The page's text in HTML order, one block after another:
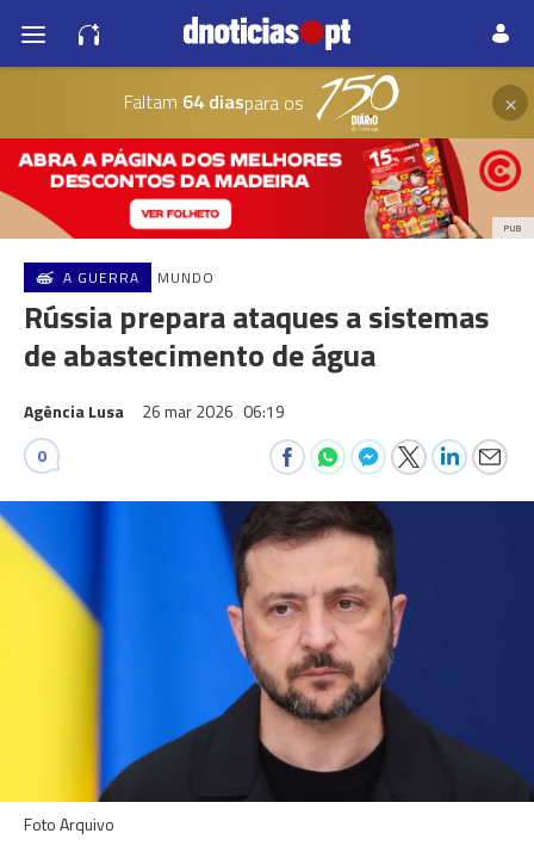
Faltam 64 diaspara os ×
PUB
A GUERRA MUNDO
Rússia prepara ataques a sistemas
de abastecimento de água
Agência Lusa 26 mar 2026 06:19
0
Foto Arquivo